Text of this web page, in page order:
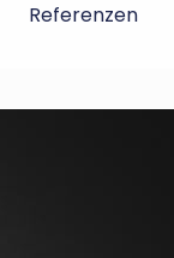
Referenzen